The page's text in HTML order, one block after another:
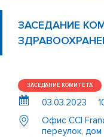
ЗАСЕДАНИЕ
ЗАСЕДАНИЕ КОМИТЕТА
03.03.2023
Офис CCI
переулок, дом